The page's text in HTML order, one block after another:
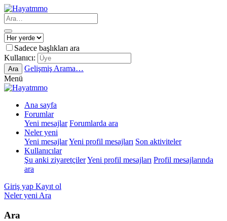
Sadece başlıkları ara
Kullanıcı:
Ara
Gelişmiş Arama…
Menü
Ana sayfa
Forumlar
Yeni mesajlar Forumlarda ara
Neler yeni
Yeni mesajlarYeni profil mesajları Son aktiviteler
Kullanıcılar
Şu anki ziyaretçilerYeni profil mesajları Profil mesajlarında
ara
Giriş yap Kayıt ol
Neler yeni Ara
Ara